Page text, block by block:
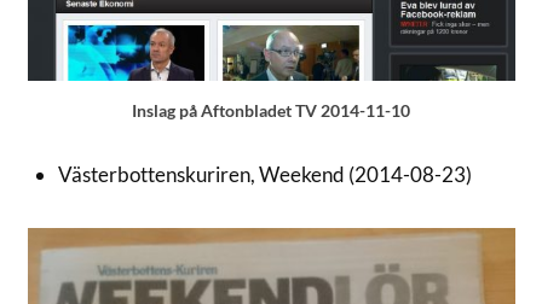
Inslag på Aftonbladet TV 2014-11-10
Västerbottenskuriren, Weekend (2014-08-23)